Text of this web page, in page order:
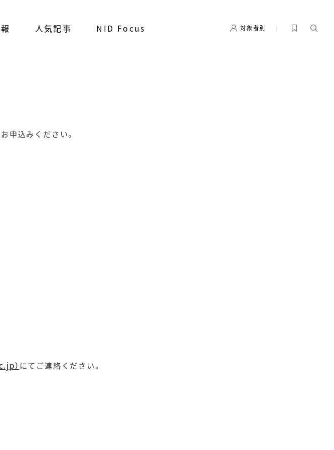
人気記事 NID Focus 対象者別
申込みください。
） にてご連絡ください。